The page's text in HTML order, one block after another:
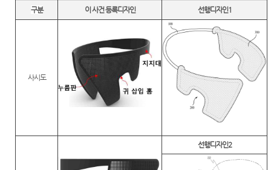
국제 지
과학기
콘퍼런
스
연구회
자료실
판결서
공시송
구분
이 사건 등록디자인 선행디자인1
사시도
선행디자인2